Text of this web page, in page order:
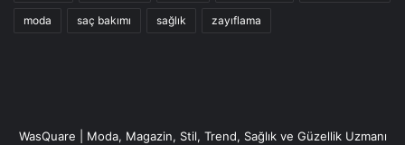
moda saç bakımı sağlık zayıflama
WasQuare | Moda, Magazin, Stil, Trend, Sağlık ve Güzellik Uzmanı